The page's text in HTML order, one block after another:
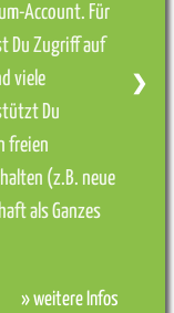
Account. Für
Du Zugriff auf
viele
Du
freien
(z.B. neue
als Ganzes
» weitere Infos
❯